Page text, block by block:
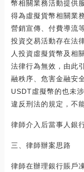
幣相關業務活動提供
得為虛擬貨幣相關業
營銷宣傳、付費導流
投資交易活動存在法
人投資虛擬貨幣及相
法律行為無效，由此
融秩序、危害金融安
USDT虛擬幣的也未
違反刑法的規定，不
律師介入后當事人銀
三、律師辦案思路
律師在辦理銀行賬戶